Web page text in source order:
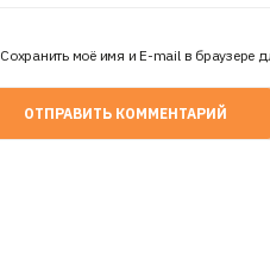
Сохранить моё имя и E-mail в браузере